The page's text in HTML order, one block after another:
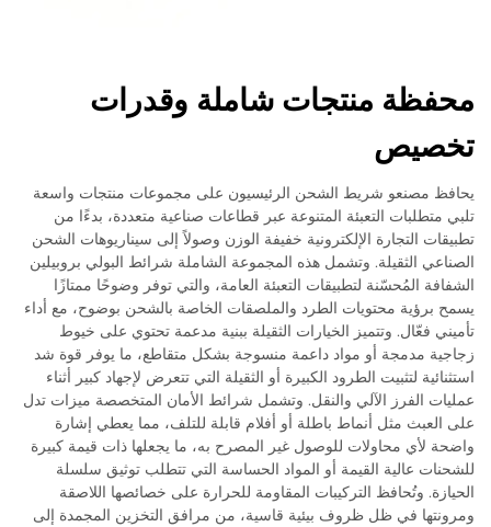
محفظة منتجات شاملة وقدرات
تخصيص
يحافظ مصنعو شريط الشحن الرئيسيون على مجموعات منتجات واسعة
تلبي متطلبات التعبئة المتنوعة عبر قطاعات صناعية متعددة، بدءًا من
تطبيقات التجارة الإلكترونية خفيفة الوزن وصولاً إلى سيناريوهات الشحن
الصناعي الثقيلة. وتشمل هذه المجموعة الشاملة شرائط البولي بروبيلين
الشفافة المُحسّنة لتطبيقات التعبئة العامة، والتي توفر وضوحًا ممتازًا
يسمح برؤية محتويات الطرد والملصقات الخاصة بالشحن بوضوح، مع أداء
تأميني فعّال. وتتميز الخيارات الثقيلة ببنية مدعمة تحتوي على خيوط
زجاجية مدمجة أو مواد داعمة منسوجة بشكل متقاطع، ما يوفر قوة شد
استثنائية لتثبيت الطرود الكبيرة أو الثقيلة التي تتعرض لإجهاد كبير أثناء
عمليات الفرز الآلي والنقل. وتشمل شرائط الأمان المتخصصة ميزات تدل
على العبث مثل أنماط باطلة أو أفلام قابلة للتلف، مما يعطي إشارة
واضحة لأي محاولات للوصول غير المصرح به، ما يجعلها ذات قيمة كبيرة
للشحنات عالية القيمة أو المواد الحساسة التي تتطلب توثيق سلسلة
الحيازة. وتُحافظ التركيبات المقاومة للحرارة على خصائصها اللاصقة
ومرونتها في ظل ظروف بيئية قاسية، من مرافق التخزين المجمدة إلى